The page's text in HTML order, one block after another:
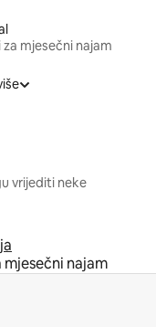
za mjesečni najam
vrijediti neke
mjesečni najam